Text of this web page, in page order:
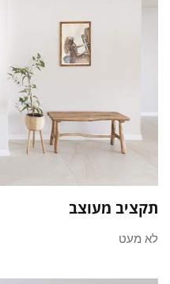
תקציב מעוצב
לא מעט